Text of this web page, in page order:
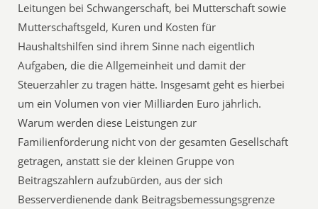
Leitungen bei Schwangerschaft, bei Mutterschaft sowie
Mutterschaftsgeld, Kuren und Kosten für
Haushaltshilfen sind ihrem Sinne nach eigentlich
Aufgaben, die die Allgemeinheit und damit der
Steuerzahler zu tragen hätte. Insgesamt geht es hierbei
um ein Volumen von vier Milliarden Euro jährlich.
Warum werden diese Leistungen zur
Familienförderung nicht von der gesamten Gesellschaft
getragen, anstatt sie der kleinen Gruppe von
Beitragszahlern aufzubürden, aus der sich
Besserverdienende dank Beitragsbemessungsgrenze